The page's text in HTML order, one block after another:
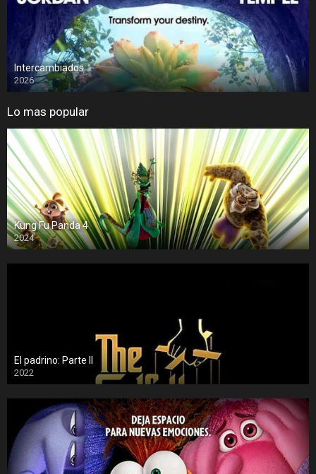
Intercambiados
2026
Lo mas popular
Kung Fu Panda 4
2024
El padrino: Parte II
2022